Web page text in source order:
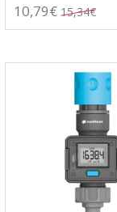
10,79€ 15,34€